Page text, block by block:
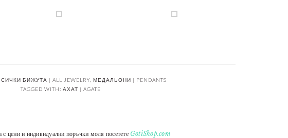
БИЖУТА | ALL JEWELRY МЕДАЛЬОНИ | PENDANTS
TAGGED WITH: АХАТ | AGATE
с цени и индивидуални поръчки моля посетете GotiShop.com